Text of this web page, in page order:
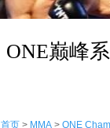
ONE巅峰
首页 > MMA > ONE